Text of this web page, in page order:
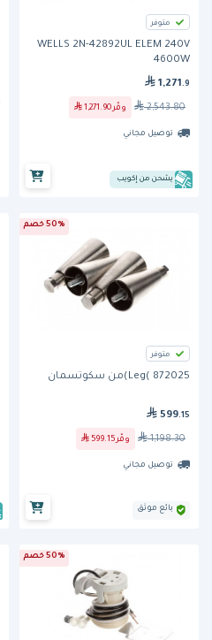
متوفر
WELLS 2N-42892UL ELEM 240V
4600W
1,271 .9
2,543.80 وفّر 1,271.90
توصيل مجاني
يشحن من إكويب
50% خصم
متوفر
Leg( 872025)من سكوتسمان
599.15
1,198.30 وفّر 599.15
توصيل مجاني
بائع موثق
50% خصم